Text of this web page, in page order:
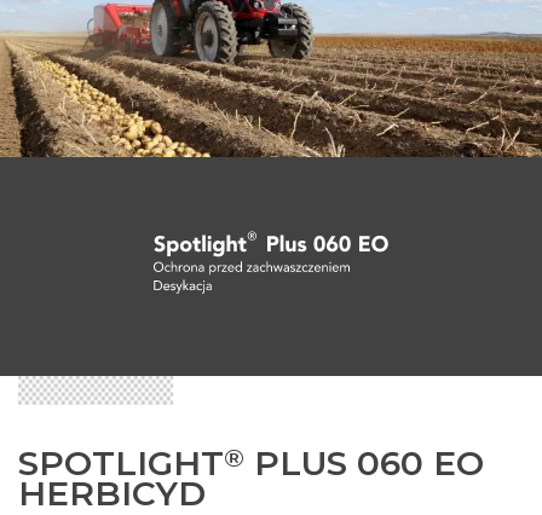
SPOTLIGHT® PLUS 060 EO
HERBICYD